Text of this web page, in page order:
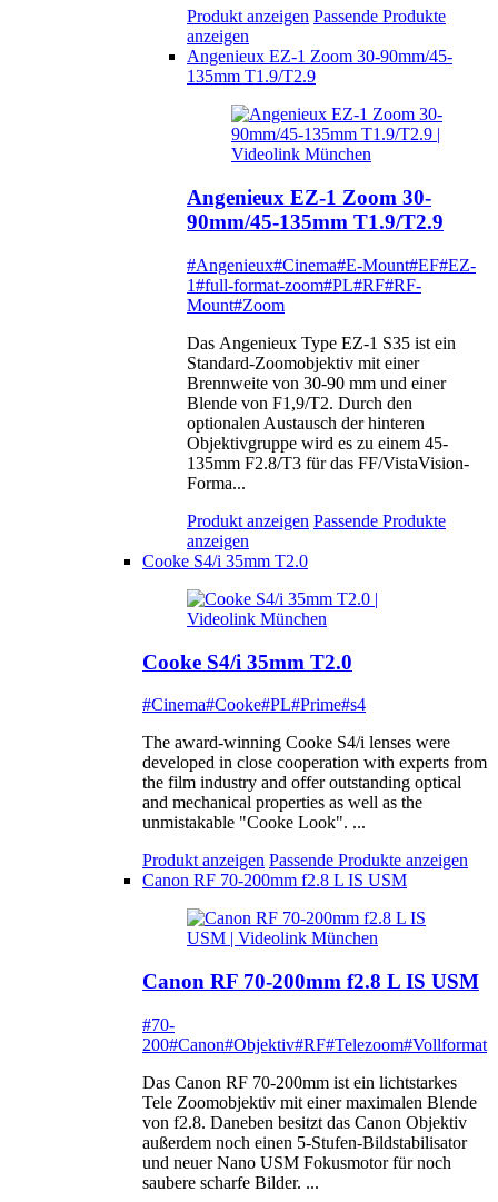
Produkt anzeigen Passende Produkte
anzeigen
Angenieux EZ-1 Zoom 30-90mm/45-
135mm T1.9/T2.9
Angenieux EZ-1 Zoom 30-
90mm/45-135mm T1.9/T2.9
#Angenieux#Cinema#E-Mount#EF#EZ-
1#full-format-zoom#PL#RF#RF-
Mount#Zoom
Das Angenieux Type EZ-1 S35 ist ein
Standard-Zoomobjektiv mit einer
Brennweite von 30-90 mm und einer
Blende von F1,9/T2. Durch den
optionalen Austausch der hinteren
Objektivgruppe wird es zu einem 45-
135mm F2.8/T3 für das FF/VistaVision-
Forma...
Produkt anzeigen Passende Produkte
anzeigen
Cooke S4/i 35mm T2.0
Cooke S4/i 35mm T2.0
#Cinema#Cooke#PL#Prime#s4
The award-winning Cooke S4/i lenses were
developed in close cooperation with experts from
the film industry and offer outstanding optical
and mechanical properties as well as the
unmistakable "Cooke Look". ...
Produkt anzeigen Passende Produkte anzeigen
Canon RF 70-200mm f2.8 L IS USM
Canon RF 70-200mm f2.8 L IS USM
#70-
200#Canon#Objektiv#RF#Telezoom#Vollformat
Das Canon RF 70-200mm ist ein lichtstarkes
Tele Zoomobjektiv mit einer maximalen Blende
von f2.8. Daneben besitzt das Canon Objektiv
außerdem noch einen 5-Stufen-Bildstabilisator
und neuer Nano USM Fokusmotor für noch
saubere scharfe Bilder. ...